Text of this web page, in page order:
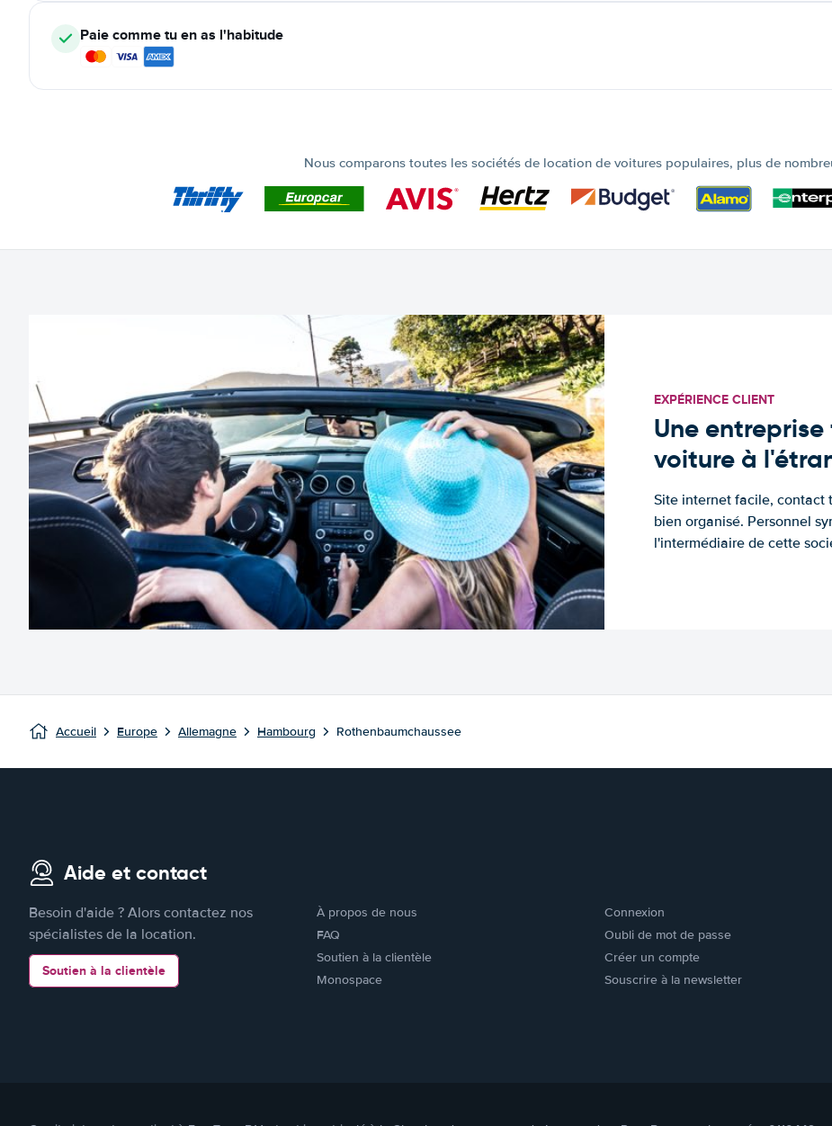
Paie comme tu en as l'habitude
Nous comparons toutes les sociétés de location de voitures populaires, plus de
EXPÉRIENCE CLIENT
Une
voiture à
Site internet facile, contact
bien organisé. Personnel
l'intermédiaire de cette
Accueil Europe Allemagne Hambourg Rothenbaumchaussee
Aide et contact
Besoin d'aide ? Alors contactez nos
spécialistes de la location.
Soutien à la clientèle
À propos de nous
FAQ
Soutien à la clientèle
Monospace
Connexion
Oubli de mot de passe
Créer un compte
Souscrire à la newsletter